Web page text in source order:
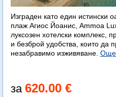
Изграден като един истински
плаж Агиос Йоанис, Ammoa
луксозен хотелски комплекс,
и безброй удобства, които да
незабравимо изживяване.
620.00 €